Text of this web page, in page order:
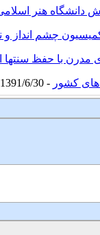
دانشگاه هنر
چشم انداز و
مدرن با حفظ
کشور - 1391/6/30 -